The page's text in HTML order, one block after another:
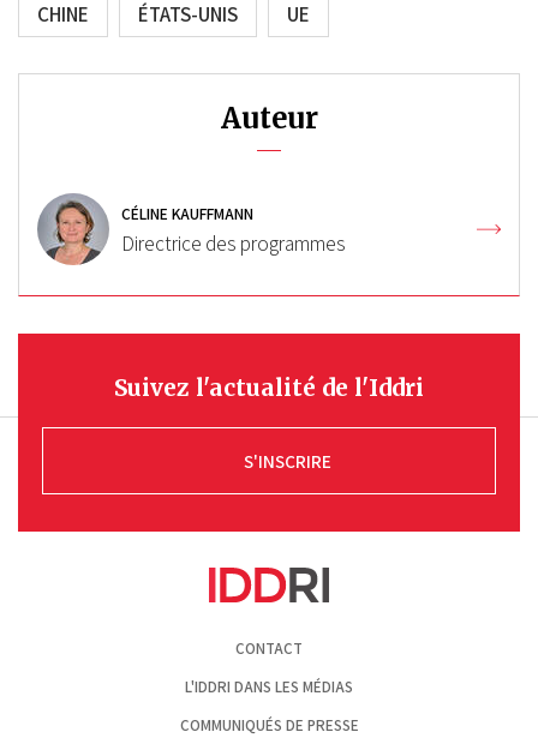
CHINE ÉTATS-UNIS UE
Auteur
CÉLINE KAUFFMANN
Directrice des programmes
Suivez l'actualité de l'Iddri
S'INSCRIRE
CONTACT
L'IDDRI DANS LES MÉDIAS
COMMUNIQUÉS DE PRESSE